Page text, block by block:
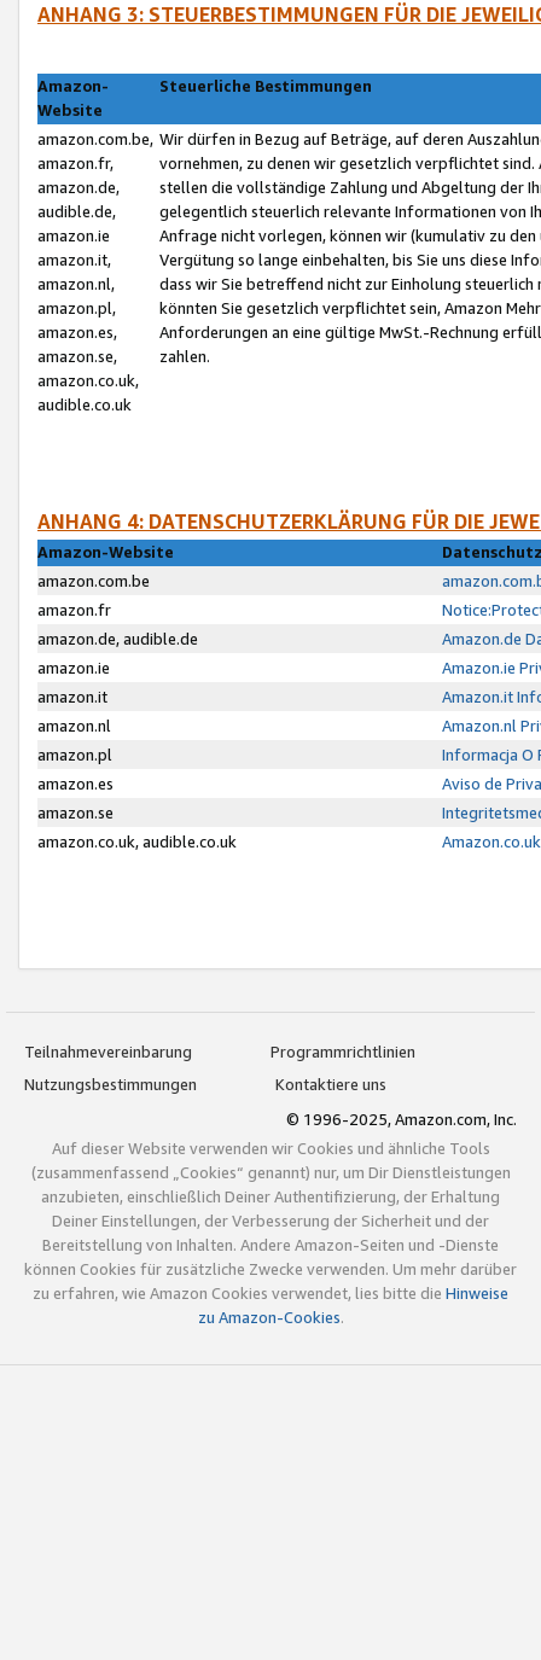
ANHANG 3: STEUERBESTIMMUNGEN FÜR DIE
Amazon-
Website
Steuerliche Bestimmungen
amazon.com.be,
amazon.fr,
amazon.de,
audible.de,
amazon.ie
amazon.it,
amazon.nl,
amazon.pl,
amazon.es,
amazon.se,
amazon.co.uk,
audible.co.uk
Wir dürfen in Bezug auf Beträge, auf deren
vornehmen, zu denen wir gesetzlich verpflichtet
stellen die vollständige Zahlung und Abgeltung der
gelegentlich steuerlich relevante Informationen von
Anfrage nicht vorlegen, können wir (kumulativ zu
Vergütung so lange einbehalten, bis Sie uns diese
dass wir Sie betreffend nicht zur Einholung
könnten Sie gesetzlich verpflichtet sein, Amazon
Anforderungen an eine gültige MwSt.-Rechnung
zahlen.
ANHANG 4: DATENSCHUTZERKLÄRUNG FÜR DIE
Amazon-Website
amazon.com.be
amazon.fr
amazon.de, audible.de
Amazon.de
amazon.ie
Amazon.ie
amazon.it
Amazon.it
amazon.nl
Amazon.nl
amazon.pl
Informacja O
amazon.es
Aviso de
amazon.se
amazon.co.uk, audible.co.uk
Teilnahmevereinbarung
Programmrichtlinien
Nutzungsbestimmungen
Kontaktiere uns
© 1996-2025, Amazon.com, Inc.
Auf dieser Website verwenden wir Cookies und ähnliche Tools
(zusammenfassend „Cookies“ genannt) nur, um Dir Dienstleistungen
anzubieten, einschließlich Deiner Authentifizierung, der Erhaltung
Deiner Einstellungen, der Verbesserung der Sicherheit und der
Bereitstellung von Inhalten. Andere Amazon-Seiten und -Dienste
können Cookies für zusätzliche Zwecke verwenden. Um mehr darüber
zu erfahren, wie Amazon Cookies verwendet, lies bitte die Hinweise
zu Amazon-Cookies.